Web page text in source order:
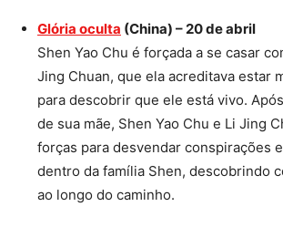
Glória oculta (China) – 20 de abril
Shen Yao Chu é forçada a se casar
Jing Chuan, que ela acreditava estar
para descobrir que ele está vivo.
de sua mãe, Shen Yao Chu e Li Jing
forças para desvendar conspirações
dentro da família Shen, descobrindo
ao longo do caminho.